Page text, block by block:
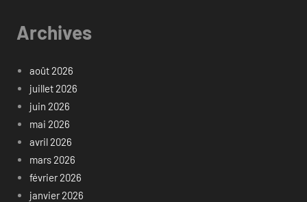
Archives
août 2026
juillet 2026
juin 2026
mai 2026
avril 2026
mars 2026
février 2026
janvier 2026